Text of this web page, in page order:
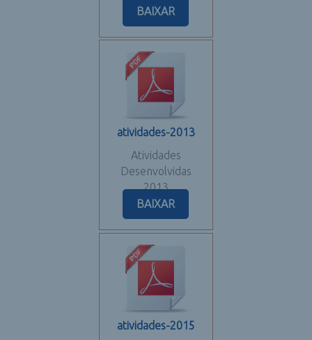
BAIXAR
atividades-2013
Atividades
Desenvolvidas
2013
BAIXAR
atividades-2015